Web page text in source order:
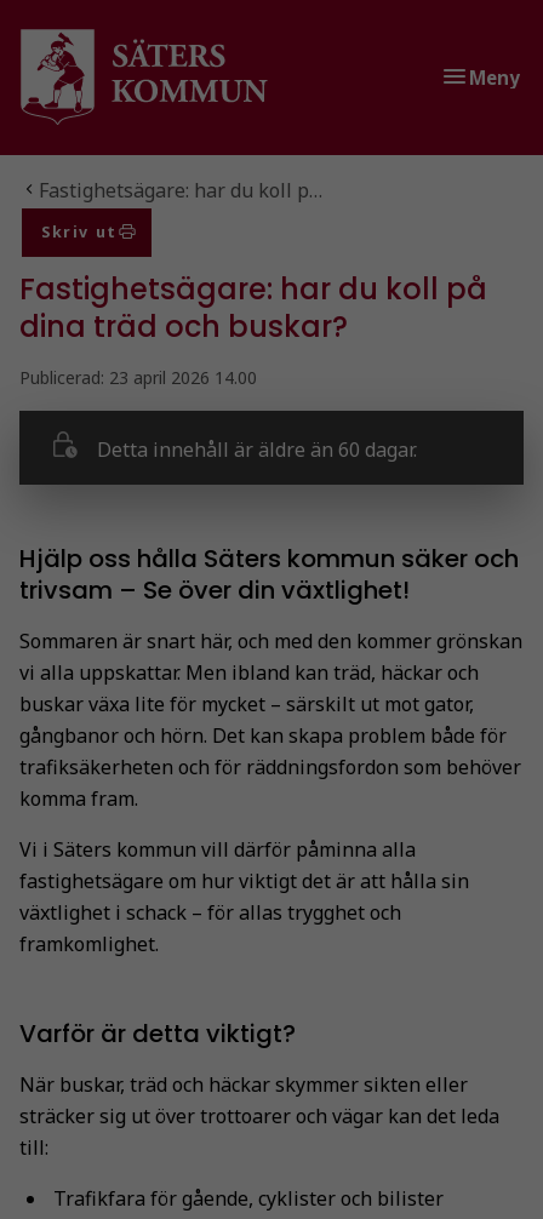
Gå till innehåll
Gå till huvudmeny
Meny
Du är här:
Fastighetsägare: har du koll p…
Skriv ut
Fastighetsägare: har du koll på
dina träd och buskar?
Publicerad: 23 april 2026 14.00
Detta innehåll är äldre än 60 dagar.
Hjälp oss hålla Säters kommun säker och
trivsam – Se över din växtlighet!
Sommaren är snart här, och med den kommer grönskan
vi alla uppskattar. Men ibland kan träd, häckar och
buskar växa lite för mycket – särskilt ut mot gator,
gångbanor och hörn. Det kan skapa problem både för
trafiksäkerheten och för räddningsfordon som behöver
komma fram.
Vi i Säters kommun vill därför påminna alla
fastighetsägare om hur viktigt det är att hålla sin
växtlighet i schack – för allas trygghet och
framkomlighet.
Varför är detta viktigt?
När buskar, träd och häckar skymmer sikten eller
sträcker sig ut över trottoarer och vägar kan det leda
till:
Trafikfara för gående, cyklister och bilister